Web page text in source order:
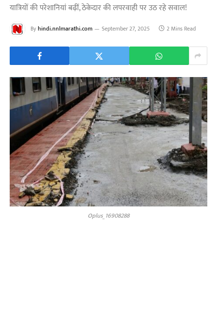
यात्रियों की परेशानियां बढ़ीं, ठेकेदार की लपरवाही पर उठ रहे सवाल!
Byhindi.nnlmarathi.com September 27, 2025 2 Mins Read
Oplus_16908288